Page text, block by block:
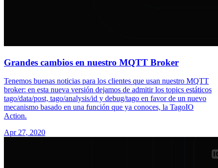
Grandes cambios en nuestro MQTT Broker
Tenemos buenas noticias para los clientes que usan nuestro MQTT
broker: en esta nueva versión dejamos de admitir los topics estáticos
tago/data/post, tago/analysis/id y debug/tago en favor de un nuevo
mecanismo basado en una función que ya conoces, la TagoIO
Action.
Apr 27, 2020